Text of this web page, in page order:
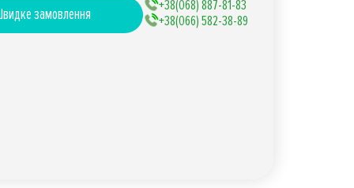
замовлення
+38(068) 887-81-83
+38(066) 582-38-89